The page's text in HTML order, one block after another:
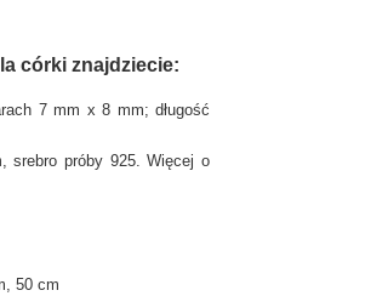
córki znajdziecie:
7 mm x 8 mm; długość
srebro próby 925. Więcej o
50 cm